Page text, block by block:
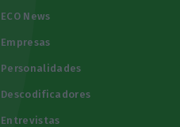
ECO News
Empresas
Personalidades
Descodificadores
Entrevistas